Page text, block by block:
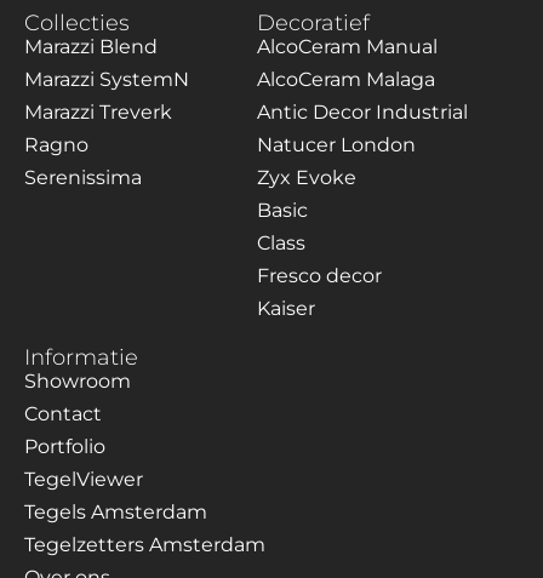
Collecties
Marazzi Blend
Marazzi SystemN
Marazzi Treverk
Ragno
Serenissima
Decoratief
AlcoCeram Manual
AlcoCeram Malaga
Antic Decor Industrial
Natucer London
Zyx Evoke
Basic
Class
Fresco decor
Kaiser
Informatie
Showroom
Contact
Portfolio
TegelViewer
Tegels Amsterdam
Tegelzetters Amsterdam